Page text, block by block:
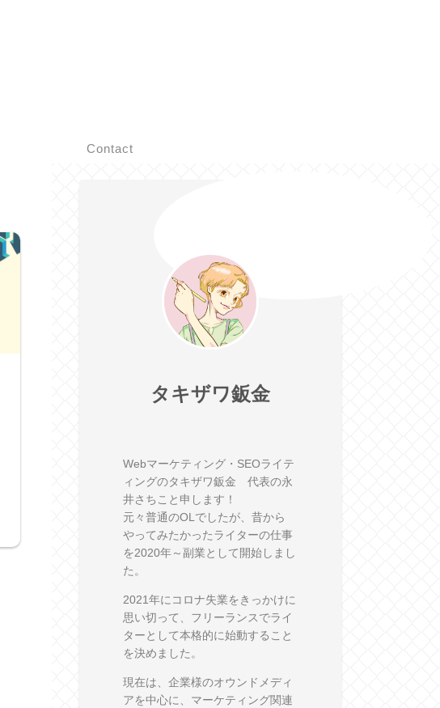
Contact
タキザワ鈑金
Webマーケティング・SEOライテ
ィングのタキザワ鈑金 代表の永
井さちこと申します！
元々普通のOLでしたが、昔から
やってみたかったライターの仕事
を2020年～副業として開始しまし
た。
2021年にコロナ失業をきっかけに
思い切って、フリーランスでライ
ターとして本格的に始動すること
を決めました。
現在は、企業様のオウンドメディ
アを中心に、マーケティング関連